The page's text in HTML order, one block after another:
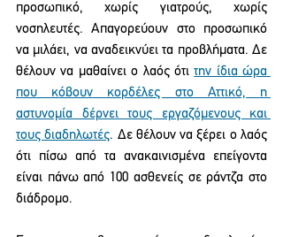
προσωπικό, χωρίς γιατρούς, χωρίς
νοσηλευτές. Απαγορεύουν στο προσωπικό
να μιλάει, να αναδεικνύει τα προβλήματα. Δε
θέλουν να μαθαίνει ο λαός ότι την ίδια ώρα
που κόβουν κορδέλες στο Αττικό, η
αστυνομία δέρνει τους εργαζόμενους και
τους διαδηλωτές. Δε θέλουν να ξέρει ο λαός
ότι πίσω από τα ανακαινισμένα επείγοντα
είναι πάνω από 100 ασθενείς σε ράντζα στο
διάδρομο.